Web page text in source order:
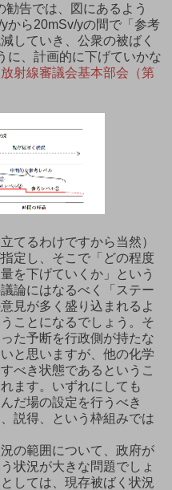
告では、図にあるよう
から20mSv/yの間で「参考
していき、公衆の被ばく
に、計画的に下げていかな
放射線審議会基本部会（第
てるわけですから当然）
定し、そこで「どの程度
を下げていくか」という
論にはなるべく「ステー
見が多く盛り込まれるよ
ことになるでしょう。そ
た予断を行政側が持たな
と思いますが、他の化学
べき状態であるというこ
ます。いずれにしても
だ場の設定を行うべき
説得、という枠組みでは
の範囲について、政府が
状況が大きな問題でしょ
しては、現存被ばく状況